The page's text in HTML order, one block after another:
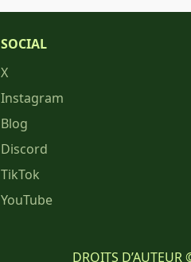
SOCIAL
X
Instagram
Blog
Discord
TikTok
YouTube
DROITS